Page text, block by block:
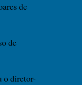
de
de
o diretor-